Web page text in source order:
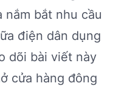
nắm bắt nhu cầu
điện dân dụng
dõi bài viết này
cửa hàng đông